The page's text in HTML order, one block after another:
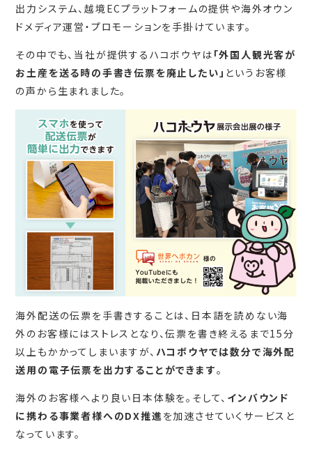
出力システム、越境ECプラットフォームの提供や海外オウン
ドメディア運営・プロモーションを手掛けています。
その中でも、当社が提供するハコボウヤは 「外国人観光客が
お土産を送る時の手書き伝票を廃止したい」 というお客様
の声から生まれました。
海外配送の伝票を手書きすることは、日本語を読めない海
外のお客様にはストレスとなり、伝票を書き終えるまで15分
以上もかかってしまいますが、 ハコボウヤでは数分で海外配
送用の電子伝票を出力することができます。
海外のお客様へより良い日本体験を。そして、 インバウンド
に携わる事業者様へのDX推進を加速させていくサービスと
なっています。